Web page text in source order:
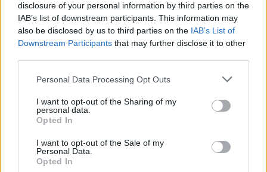
disclosure of your personal information by third parties on the
IAB’s list of downstream participants. This information may
also be disclosed by us to third parties on the IAB’s List of
Downstream Participants that may further disclose it to other
Please note that this website/app uses one or more Google
not limited to your visit or usage behaviour. You may click to
grant or deny consent to Google and its third-party tags to
use your data for below specified purposes in below Google
consent section.
Personal Data Processing Opt Outs
I want to opt-out of the Sharing of my
personal data.
Opted In
I want to opt-out of the Sale of my
Personal Data.
Opted In